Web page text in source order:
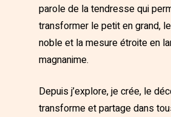
parole de la tendresse qui
transformer le petit en grand,
noble et la mesure étroite en
magnanime.
Depuis j’explore, je crée, le
transforme et partage dans